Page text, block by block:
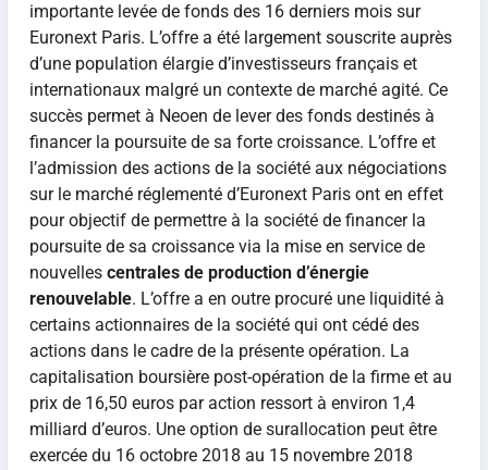
importante levée de fonds des 16 derniers mois sur
Euronext Paris. L’offre a été largement souscrite auprès
d’une population élargie d’investisseurs français et
internationaux malgré un contexte de marché agité. Ce
succès permet à Neoen de lever des fonds destinés à
financer la poursuite de sa forte croissance. L’offre et
l’admission des actions de la société aux négociations
sur le marché réglementé d’Euronext Paris ont en effet
pour objectif de permettre à la société de financer la
poursuite de sa croissance via la mise en service de
nouvelles centrales de production d’énergie
renouvelable. L’offre a en outre procuré une liquidité à
certains actionnaires de la société qui ont cédé des
actions dans le cadre de la présente opération. La
capitalisation boursière post-opération de la firme et au
prix de 16,50 euros par action ressort à environ 1,4
milliard d’euros. Une option de surallocation peut être
exercée du 16 octobre 2018 au 15 novembre 2018